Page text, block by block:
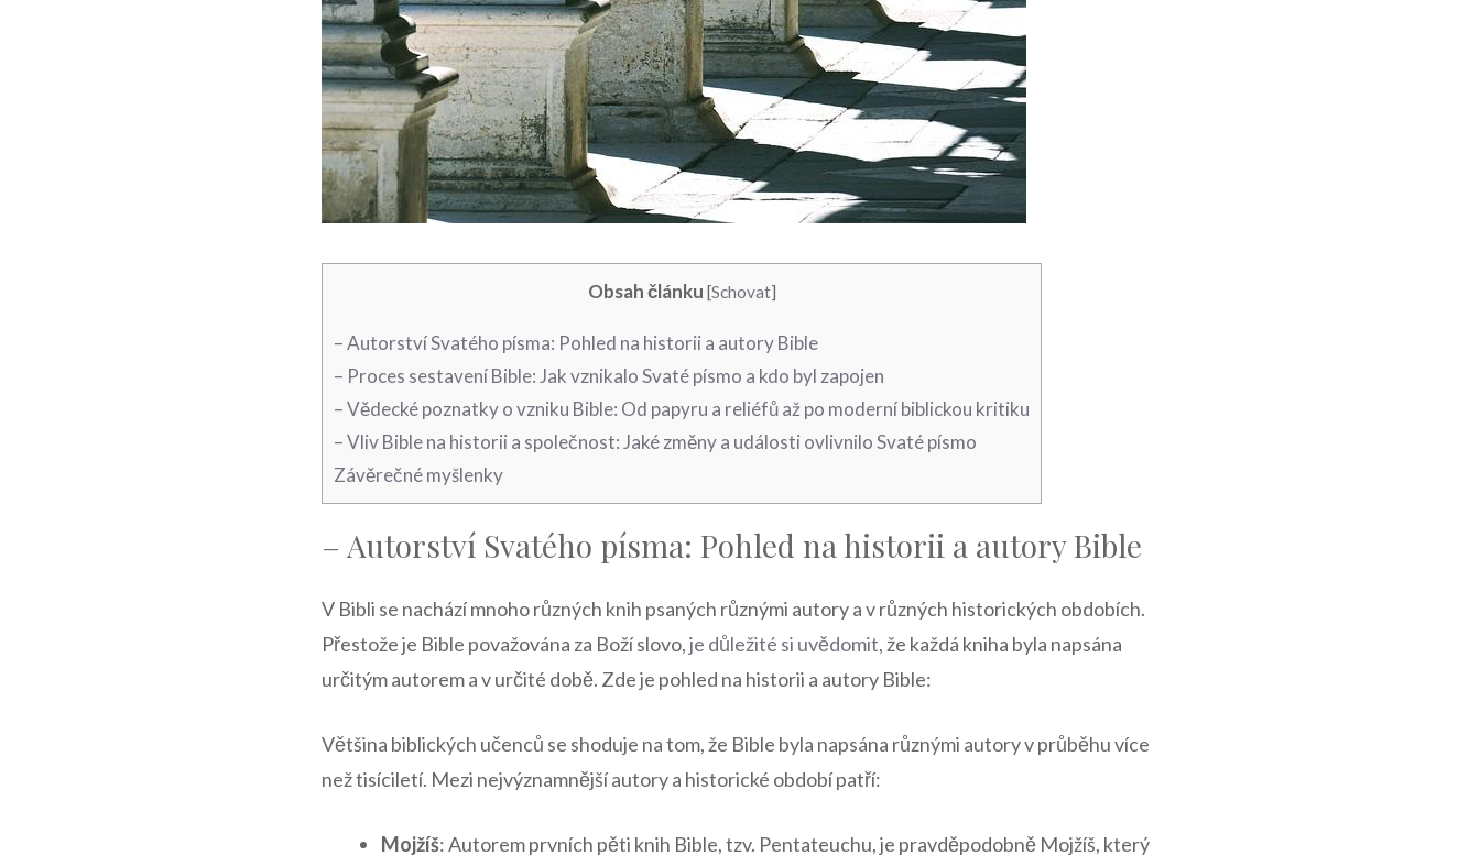
Obsah článku [Schovat]
– Autorství Svatého písma: Pohled na historii a autory Bible
– Proces sestavení Bible: Jak vznikalo Svaté písmo a kdo byl zapojen
– Vědecké poznatky o vzniku Bible: Od papyru a reliéfů až po moderní biblickou kritiku
– Vliv Bible na historii a společnost: Jaké změny a události ovlivnilo Svaté písmo
Závěrečné myšlenky
– Autorství Svatého písma: Pohled na historii a autory Bible
V Bibli se nachází mnoho různých knih psaných různými autory a v různých historických obdobích.
Přestože je Bible považována za Boží slovo,je důležité si uvědomit, že každá kniha byla napsána
určitým autorem a v určité době. Zde je pohled na historii a autory Bible:
Většina biblických učenců se shoduje na tom, že Bible byla napsána různými autory v průběhu více
než tisíciletí. Mezi nejvýznamnější autory a historické období patří:
Mojžíš: Autorem prvních pěti knih Bible, tzv. Pentateuchu, je pravděpodobně Mojžíš, který